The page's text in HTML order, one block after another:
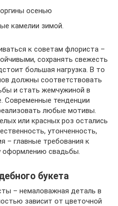
осенью
камелии зимой.
к советам флориста –
сохранять свежесть
большая нагрузка. В то
должны соответствовать
и стать жемчужиной в
Современные тенденции
любые мотивы.
или красных роз остались
утонченность,
– главные требования к
оформлению свадьбы.
букета
– немаловажная деталь в
зависит от цветочной